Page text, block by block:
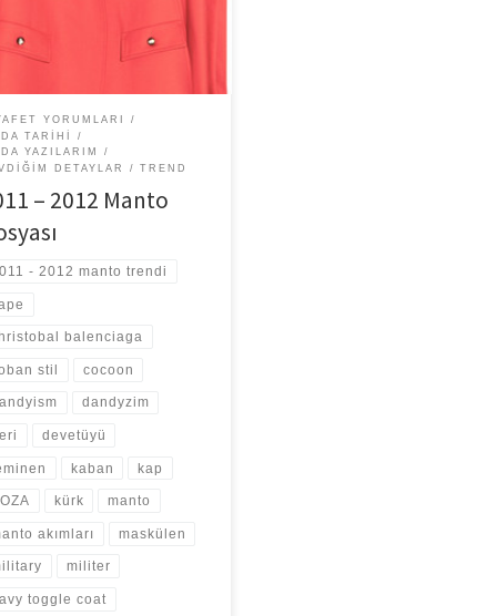
sorularıyla dolup taşıyor. İçinde
soğuk ayların yegane
bu […]
YORUMLARI
TARIHI
YAZILARIM
DETAYLAR
TREND
– 2012 Manto
- 2012 manto trendi
balenciaga
stil cocoon
dandyzim
devetüyü
kaban kap
kürk manto
akımları maskülen
militer
toggle coat